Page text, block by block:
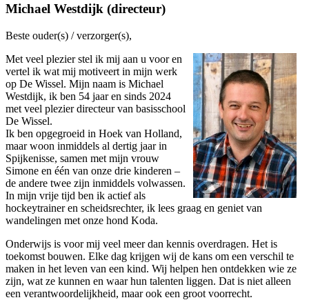
Michael Westdijk (directeur)
Beste ouder(s) / verzorger(s),
Met veel plezier stel ik mij aan u voor en
vertel ik wat mij motiveert in mijn werk
op De Wissel. Mijn naam is Michael
Westdijk, ik ben 54 jaar en sinds 2024
met veel plezier directeur van basisschool
De Wissel.
Ik ben opgegroeid in Hoek van Holland,
maar woon inmiddels al dertig jaar in
Spijkenisse, samen met mijn vrouw
Simone en één van onze drie kinderen –
de andere twee zijn inmiddels volwassen.
In mijn vrije tijd ben ik actief als
hockeytrainer en scheidsrechter, ik lees graag en geniet van
wandelingen met onze hond Koda.
Onderwijs is voor mij veel meer dan kennis overdragen. Het is
toekomst bouwen. Elke dag krijgen wij de kans om een verschil te
maken in het leven van een kind. Wij helpen hen ontdekken wie ze
zijn, wat ze kunnen en waar hun talenten liggen. Dat is niet alleen
een verantwoordelijkheid, maar ook een groot voorrecht.